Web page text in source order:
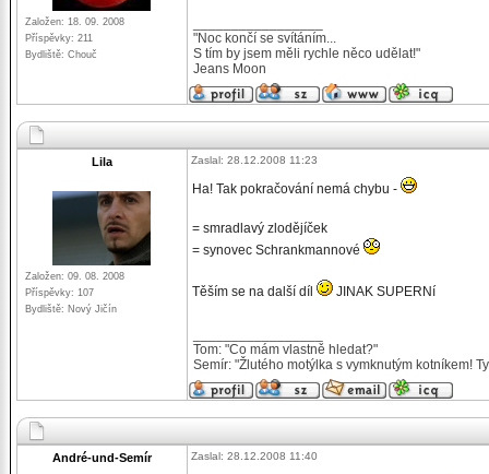
Založen: 18. 09. 2008
Příspěvky: 211
Bydliště: Chouč
"Noc končí se svítáním...
S tím by jsem měli rychle něco udělat!"
Jeans Moon
Lila
Založen: 09. 08. 2008
Příspěvky: 107
Bydliště: Nový Jičín
Zaslal: 28.12.2008 11:23
Ha! Tak pokračování nemá chybu -
= smradlavý zlodějíček
= synovec Schrankmannové
Těším se na další díl JINAK SUPERNí
Tom: "Co mám vlastně hledat?"
Semír: "Žlutého motýlka s vymknutým kotníkem!
André-und-Semír Zaslal: 28.12.2008 11:40